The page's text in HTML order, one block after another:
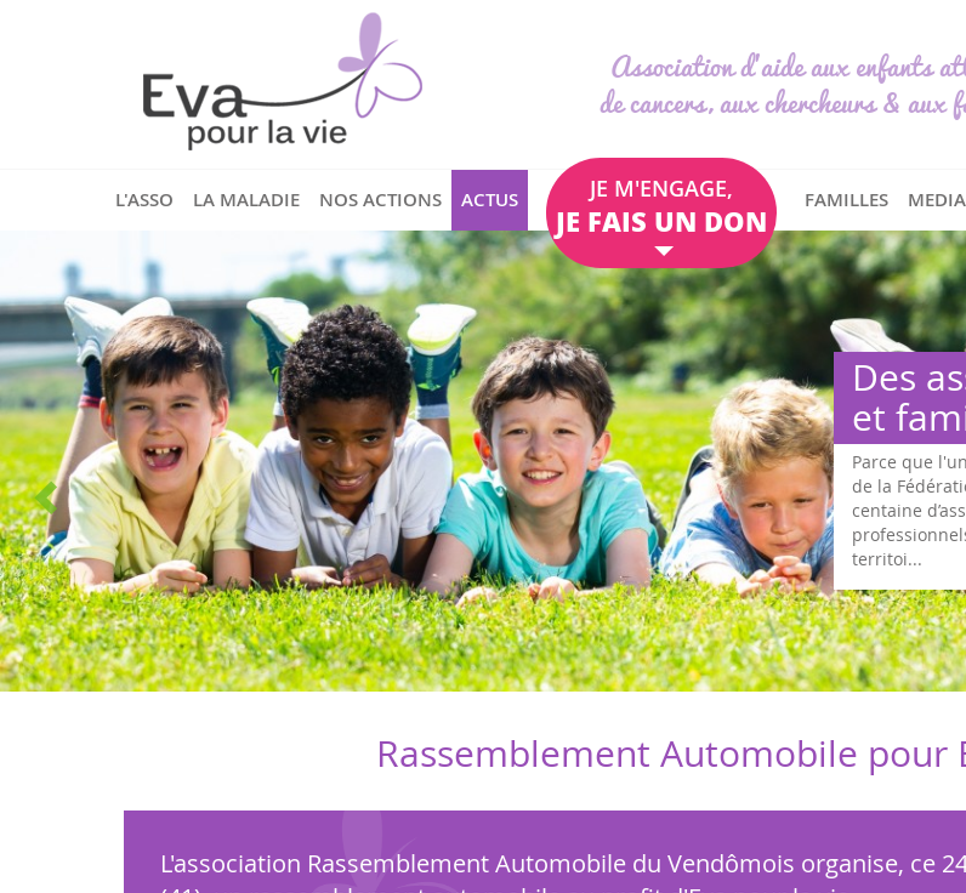
Association d'aide aux enfants
de cancers, aux chercheurs & aux
L'ASSO LA MALADIE NOS ACTIONS ACTUS JE M'ENGAGE,
JE FAIS UN DON
FAMILLES
Des
et
Parce que
de la
centaine
territoi...
Rassemblement Automobile pour
L'association Rassemblement Automobile du Vendômois organise, ce